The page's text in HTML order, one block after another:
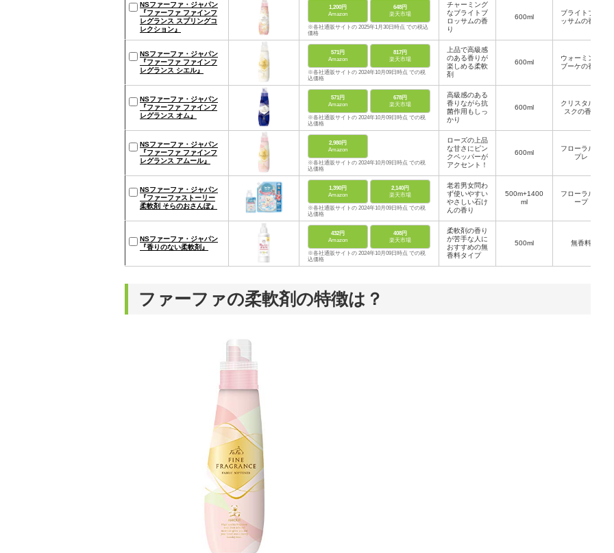
NSファーファ・ジャパン
『ファーファ ファインフ
レグランス スプリングコ
レクション』
1,200円
Amazon
648円
楽天市場
※各社通販サイトの 2025年1月30日時点 での税込
価格
チャーミング
なブライトブ
ロッサムの香
り
600ml
ブライトブロ
ッサムの香り
NSファーファ・ジャパン
『ファーファ ファインフ
レグランス シエル』
571円
Amazon
817円
楽天市場
※各社通販サイトの 2024年10月09日時点 での税
込価格
上品で高級感
のある香りが
楽しめる柔軟
剤
600ml
ウォーミング
ブーケの香り
NSファーファ・ジャパン
『ファーファ ファインフ
レグランス オム』
571円
Amazon
678円
楽天市場
※各社通販サイトの 2024年10月09日時点 での税
込価格
高級感のある
香りながら抗
菌作用もしっ
かり
600ml
クリスタルム
スクの香り
NSファーファ・ジャパン
『ファーファ ファインフ
レグランス アムール』
2,980円
Amazon
※各社通販サイトの 2024年10月09日時点 での税
込価格
ローズの上品
な甘さにピン
クペッパーが
アクセント！
600ml
フローラルシ
プレ
NSファーファ・ジャパン
『ファーファストーリー
柔軟剤 そらのおさんぽ』
1,390円
Amazon
2,140円
楽天市場
※各社通販サイトの 2024年10月09日時点 での税
込価格
老若男女問わ
ず使いやすい
やさしい石け
んの香り
500m+1400
ml
フローラルソ
ープ
NSファーファ・ジャパン
『香りのない柔軟剤』
432円
Amazon
408円
楽天市場
※各社通販サイトの 2024年10月09日時点 での税
込価格
柔軟剤の香り
が苦手な人に
おすすめの無
香料タイプ
500ml 無香料
ファーファの柔軟剤の特徴は？